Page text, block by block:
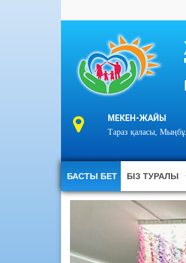
МЕКЕН-ЖАЙЫ
Тараз қаласы,
БАСТЫ БЕТ БІЗ ТУРАЛЫ